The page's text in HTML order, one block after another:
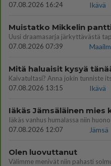
07.08.2026 16:24
Ikävä
Muistatko Mikkelin
07.08.2026 07:39
Mitä haluaisit kysyä
Kaivatultasi? Anna jokin tunniste
07.08.2026 13:15
Ikävä
07.08.2026 12:07
Jämsä
Olen luovuttanut